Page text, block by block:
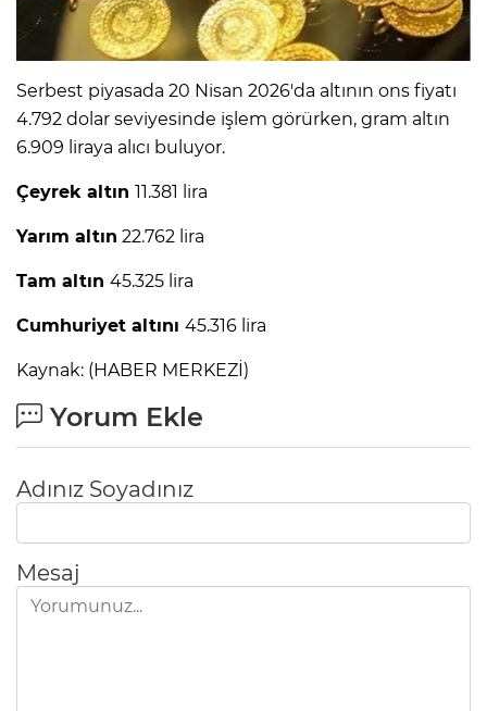
Serbest piyasada 20 Nisan 2026'da altının ons fiyatı
4.792 dolar seviyesinde işlem görürken, gram altın
6.909 liraya alıcı buluyor.
Çeyrek altın 11.381 lira
Yarım altın 22.762 lira
Tam altın 45.325 lira
Cumhuriyet altını 45.316 lira
Kaynak: (HABER MERKEZİ)
Yorum Ekle
Adınız Soyadınız
Mesaj